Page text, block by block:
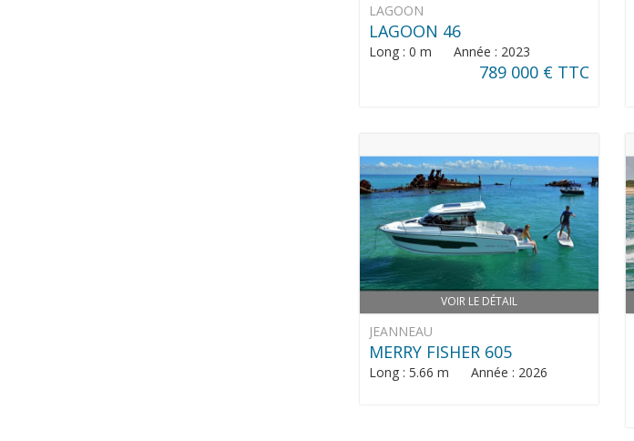
LAGOON
LAGOON 46
Long : 0 m Année : 2023
789 000 € TTC
VOIR LE DÉTAIL
JEANNEAU
MERRY FISHER 605
Long : 5.66 m Année : 2026